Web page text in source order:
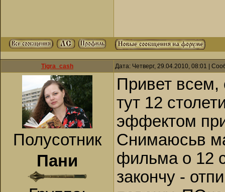
Tigra_cash Дата: Четверг, 29.04.2010, 08:01 |
Полусотник
Пани
Привет
тут 12
эффектом
Снимаюсьв
фильма о 12
закончу -